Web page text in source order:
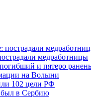
медработницы
и пятеро
на Волыни
102 цели РФ
в Сербию